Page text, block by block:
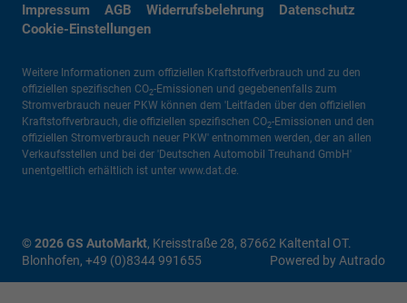
Impressum
AGB Widerrufsbelehrung
Datenschutz
Cookie-Einstellungen
Weitere Informationen zum offiziellen Kraftstoffverbrauch und zu den
offiziellen spezifischen CO2-Emissionen und gegebenenfalls zum
Stromverbrauch neuer PKW können dem 'Leitfaden über den offiziellen
Kraftstoffverbrauch, die offiziellen spezifischen CO2-Emissionen und den
offiziellen Stromverbrauch neuer PKW' entnommen werden, der an allen
Verkaufsstellen und bei der 'Deutschen Automobil Treuhand GmbH'
unentgeltlich erhältlich ist unter www.dat.de.
© 2026GS AutoMarkt, Kreisstraße 28, 87662 Kaltental OT.
Blonhofen, +49 (0)8344 991655 Powered by Autrado